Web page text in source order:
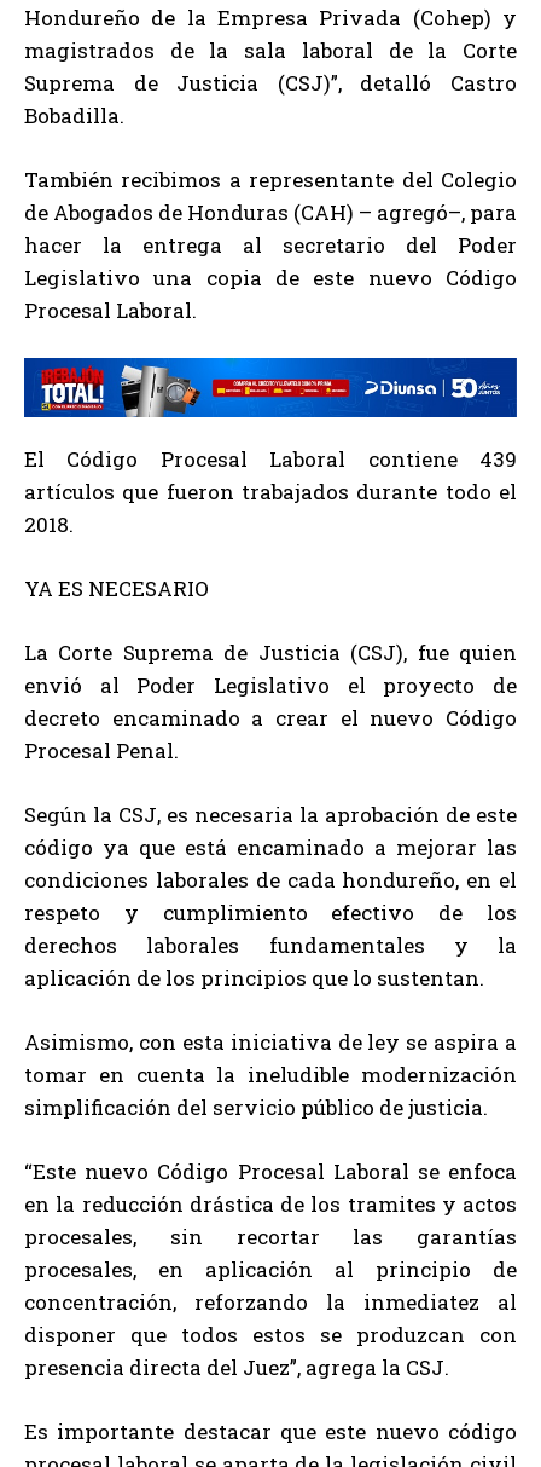
Hondureño de la Empresa Privada (Cohep) y
magistrados de la sala laboral de la Corte
Suprema de Justicia (CSJ)”, detalló Castro
Bobadilla.
También recibimos a representante del Colegio
de Abogados de Honduras (CAH) – agregó–, para
hacer la entrega al secretario del Poder
Legislativo una copia de este nuevo Código
Procesal Laboral.
El Código Procesal Laboral contiene 439
artículos que fueron trabajados durante todo el
2018.
YA ES NECESARIO
La Corte Suprema de Justicia (CSJ), fue quien
envió al Poder Legislativo el proyecto de
decreto encaminado a crear el nuevo Código
Procesal Penal.
Según la CSJ, es necesaria la aprobación de este
código ya que está encaminado a mejorar las
condiciones laborales de cada hondureño, en el
respeto y cumplimiento efectivo de los
derechos laborales fundamentales y la
aplicación de los principios que lo sustentan.
Asimismo, con esta iniciativa de ley se aspira a
tomar en cuenta la ineludible modernización
simplificación del servicio público de justicia.
“Este nuevo Código Procesal Laboral se enfoca
en la reducción drástica de los tramites y actos
procesales, sin recortar las garantías
procesales, en aplicación al principio de
concentración, reforzando la inmediatez al
disponer que todos estos se produzcan con
presencia directa del Juez”, agrega la CSJ.
Es importante destacar que este nuevo código